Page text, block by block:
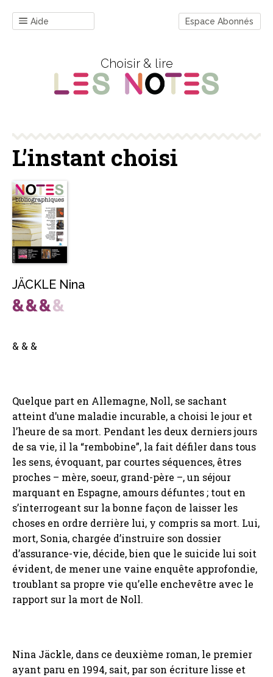
Aide Espace Abonnés
Choisir & lire
L’instant choisi
JÄCKLE Nina
& & &
Quelque part en Allemagne, Noll, se sachant
atteint d’une maladie incurable, a choisi le jour et
l’heure de sa mort. Pendant les deux derniers jours
de sa vie, il la “rembobine”, la fait défiler dans tous
les sens, évoquant, par courtes séquences, êtres
proches – mère, soeur, grand-père –, un séjour
marquant en Espagne, amours défuntes ; tout en
s’interrogeant sur la bonne façon de laisser les
choses en ordre derrière lui, y compris sa mort. Lui,
mort, Sonia, chargée d’instruire son dossier
d’assurance-vie, décide, bien que le suicide lui soit
évident, de mener une vaine enquête approfondie,
troublant sa propre vie qu’elle enchevêtre avec le
rapport sur la mort de Noll.
Nina Jäckle, dans ce deuxième roman, le premier
ayant paru en 1994, sait, par son écriture lisse et